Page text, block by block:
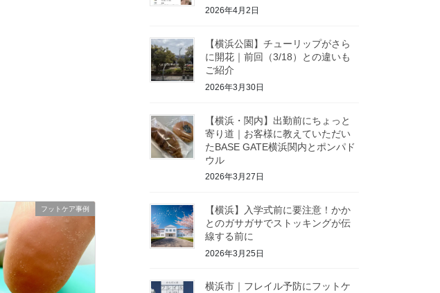
フットケア事例
2026年4月2日
【横浜公園】チューリップがさら
に開花｜前回（3/18）との違いも
ご紹介
2026年3月30日
【横浜・関内】出勤前にちょっと
寄り道｜お客様に教えていただい
たBASE GATE横浜関内とポンパド
ウル
2026年3月27日
【横浜】入学式前に要注意！かか
とのガサガサでストッキングが伝
線する前に
2026年3月25日
横浜市｜フレイル予防にフットケ